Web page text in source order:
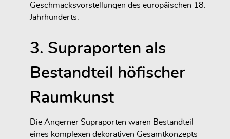
Geschmacksvorstellungen des europäischen 18.
Jahrhunderts.
3. Supraporten als
Bestandteil höfischer
Raumkunst
Die Angerner Supraporten waren Bestandteil
eines komplexen dekorativen Gesamtkonzepts